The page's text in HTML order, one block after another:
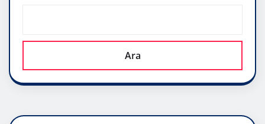
Ara